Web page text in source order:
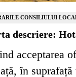
CONSILIULUI
descriere:
acceptarea
în